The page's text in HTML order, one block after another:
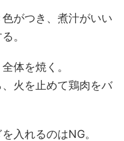
がつき、煮汁がいい
。
体を焼く。
火を止めて鶏肉をバ
入れるのはNG。